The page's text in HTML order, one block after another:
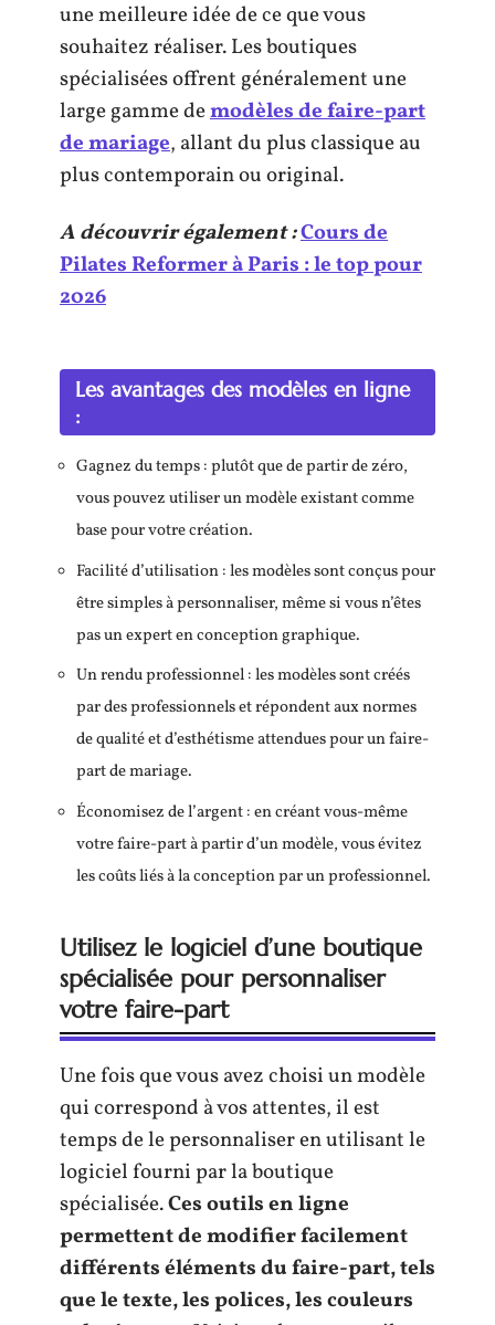
une meilleure idée de ce que vous
souhaitez réaliser. Les boutiques
spécialisées offrent généralement une
large gamme demodèles de faire-part
de mariage, allant du plus classique au
plus contemporain ou original.
A découvrir également :Cours de
Pilates Reformer à Paris : le top pour
2026
Les avantages des modèles en ligne
:
Gagnez du temps : plutôt que de partir de zéro,
vous pouvez utiliser un modèle existant comme
base pour votre création.
Facilité d’utilisation : les modèles sont conçus pour
être simples à personnaliser, même si vous n’êtes
pas un expert en conception graphique.
Un rendu professionnel : les modèles sont créés
par des professionnels et répondent aux normes
de qualité et d’esthétisme attendues pour un faire-
part de mariage.
Économisez de l’argent : en créant vous-même
votre faire-part à partir d’un modèle, vous évitez
les coûts liés à la conception par un professionnel.
Utilisez le logiciel d’une boutique
spécialisée pour personnaliser
votre faire-part
Une fois que vous avez choisi un modèle
qui correspond à vos attentes, il est
temps de le personnaliser en utilisant le
logiciel fourni par la boutique
spécialisée.Ces outils en ligne
permettent de modifier facilement
différents éléments du faire-part, tels
que le texte, les polices, les couleurs